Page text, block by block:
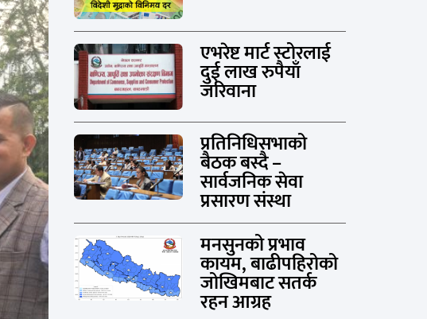
एभरेष्ट मार्ट स्टोरलाई
दुई लाख रुपैयाँ
जरिवाना
प्रतिनिधिसभाको
बैठक बस्दै –
सार्वजनिक सेवा
प्रसारण संस्था
मनसुनको प्रभाव
कायम, बाढीपहिरोको
जोखिमबाट सतर्क
रहन आग्रह